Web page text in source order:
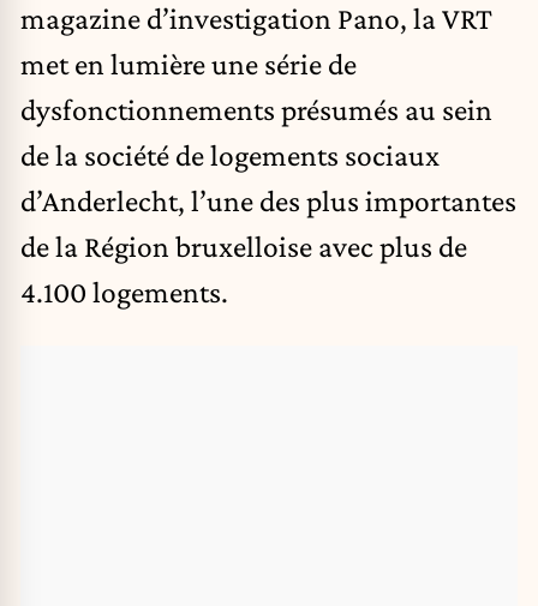
magazine d’investigation Pano, la VRT
met en lumière une série de
dysfonctionnements présumés au sein
de la société de logements sociaux
d’Anderlecht, l’une des plus importantes
de la Région bruxelloise avec plus de
4.100 logements.